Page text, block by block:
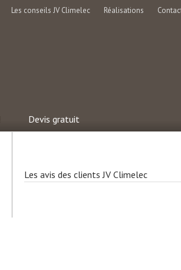
Les conseils JV Climelec Réalisations
Devis gratuit
Les avis des clients JV Climelec